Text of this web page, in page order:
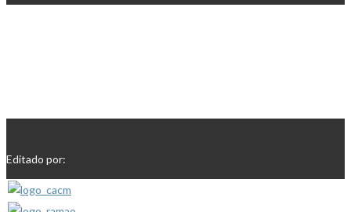
Editado por: